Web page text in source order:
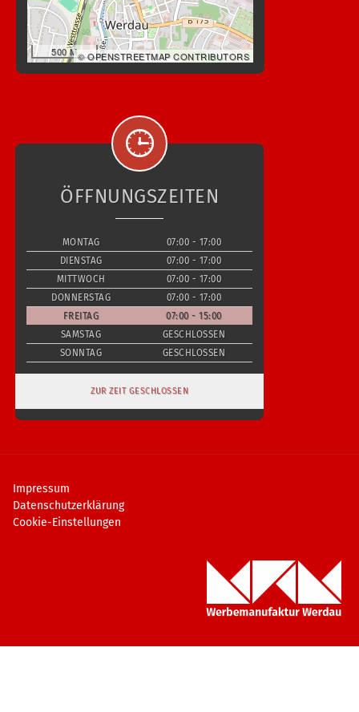
500 M© OPENSTREETMAP CONTRIBUTORS
ÖFFNUNGSZEITEN
MONTAG
07:00 - 17:00
DIENSTAG
07:00 - 17:00
MITTWOCH
07:00 - 17:00
DONNERSTAG
07:00 - 17:00
FREITAG
07:00 - 15:00
SAMSTAG
GESCHLOSSEN
SONNTAG
GESCHLOSSEN
ZUR ZEIT GESCHLOSSEN
Impressum
Datenschutzerklärung
Cookie-Einstellungen